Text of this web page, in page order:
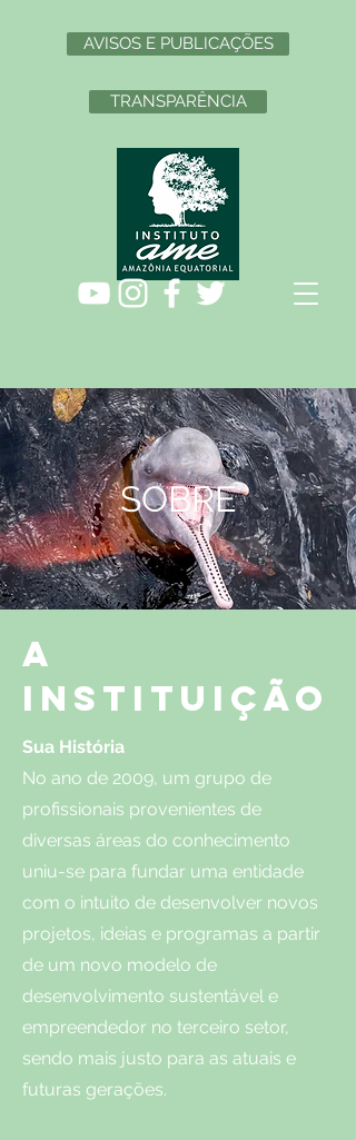
TRANSPARÊNCIA
AVISOS E PUBLICAÇÕES
SOBRE
A
INSTITUIÇÃo
Sua História
No ano de 2009, um grupo de
profissionais provenientes de
diversas áreas do conhecimento
uniu-se para fundar uma entidade
com o intuito de desenvolver novos
projetos, ideias e programas a partir
de um novo modelo de
desenvolvimento sustentável e
empreendedor no terceiro setor,
sendo mais justo para as atuais e
futuras gerações.